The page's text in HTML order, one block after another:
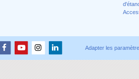
Adapter les